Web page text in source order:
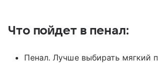
Что пойдет в пенал:
Пенал. Лучше выбирать мягкий